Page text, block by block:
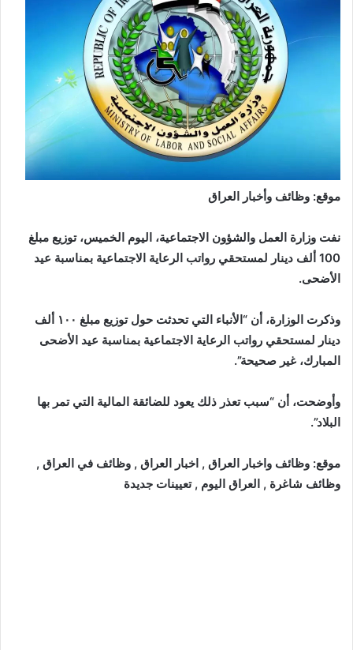
موقع: وظائف وأخبار العراق
نفت وزارة العمل والشؤون الاجتماعية، اليوم الخميس، توزيع مبلغ
100 ألف دينار لمستحقي رواتب الرعاية الاجتماعية بمناسبة عيد
الأضحى.
وذكرت الوزارة، أن “الأنباء التي تحدثت حول توزيع مبلغ ١٠٠ ألف
دينار لمستحقي رواتب الرعاية الاجتماعية بمناسبة عيد الأضحى
المبارك، غير صحيحة”.
وأوضحت، أن “سبب تعذر ذلك يعود للضائقة المالية التي تمر بها
البلاد”.
موقع: وظائف واخبار العراق , اخبار العراق , وظائف في العراق ,
وظائف شاغرة , العراق اليوم , تعيينات جديدة